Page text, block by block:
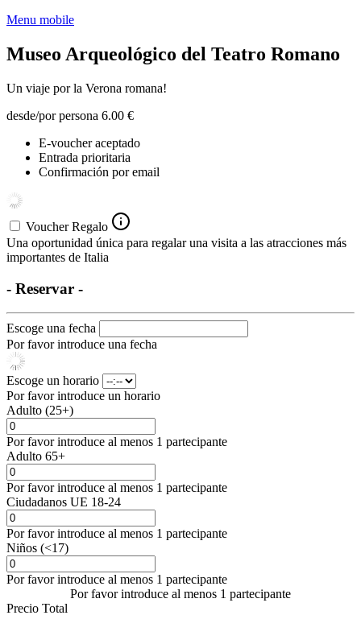
Menu mobile
Museo Arqueológico del Teatro Romano
Un viaje por la Verona romana!
desde/por persona 6.00 €
E-voucher aceptado
Entrada prioritaria
Confirmación por email
Voucher Regalo
Una oportunidad única para regalar una visita a las atracciones más
importantes de Italia
- Reservar -
Escoge una fecha
Por favor introduce una fecha
Escoge un horario
Por favor introduce un horario
Adulto (25+)
Por favor introduce al menos 1 partecipante
Adulto 65+
Por favor introduce al menos 1 partecipante
Ciudadanos UE 18-24
Por favor introduce al menos 1 partecipante
Niños (<17)
Por favor introduce al menos 1 partecipante
Por favor introduce al menos 1 partecipante
Precio Total